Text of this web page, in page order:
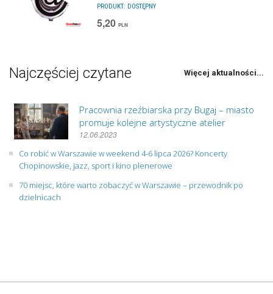
PRODUKT: DOSTĘPNY
5,20 PLN
Najczęściej czytane Więcej aktualności...
Pracownia rzeźbiarska przy Bugaj – miasto
promuje kolejne artystyczne atelier
12.06.2023
Co robić w Warszawie w weekend 4-6 lipca 2026? Koncerty
Chopinowskie, jazz, sport i kino plenerowe
70 miejsc, które warto zobaczyć w Warszawie – przewodnik po
dzielnicach